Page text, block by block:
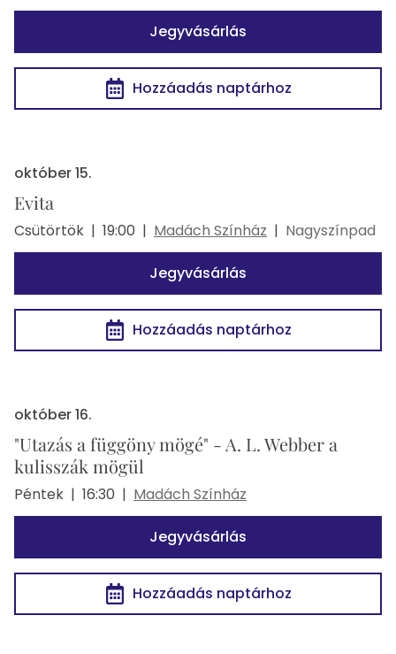
Jegyvásárlás
Hozzáadás naptárhoz
október 15.
Evita
Csütörtök | 19:00 | Madách Színház | Nagyszínpad
Jegyvásárlás
Hozzáadás naptárhoz
október 16.
"Utazás a függöny mögé" - A. L. Webber a
kulisszák mögül
Péntek | 16:30 | Madách Színház
Jegyvásárlás
Hozzáadás naptárhoz